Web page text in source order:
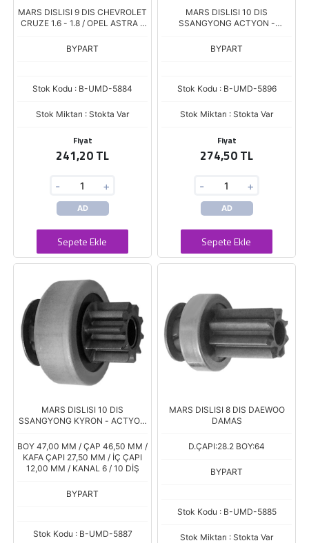
MARS DISLISI 9 DIS CHEVROLET
CRUZE 1.6 - 1.8 / OPEL ASTRA -
BYPART
Stok Kodu : B-UMD-5884
Stok Miktarı : Stokta Var
Fiyat
241,20 TL
- +
AD
Sepete Ekle
MARS DISLISI 10 DIS
SSANGYONG ACTYON -
NITRO 4.0 / JEEP WRANGLER 3.8
BYPART
Stok Kodu : B-UMD-5896
Stok Miktarı : Stokta Var
Fiyat
274,50 TL
- +
AD
Sepete Ekle
MARS DISLISI 10 DIS
SSANGYONG KYRON - ACTYON
2.9 D / MERCEDES 200-300-
E250 2.0 TD - 2.5
BOY 47,00 MM / ÇAP 46,50 MM /
KAFA ÇAPI 27,50 MM / İÇ ÇAPI
12,00 MM / KANAL 6 / 10 DİŞ
BYPART
Stok Kodu : B-UMD-5887
MARS DISLISI 8 DIS DAEWOO
DAMAS
D.ÇAPI:28.2 BOY:64
BYPART
Stok Kodu : B-UMD-5885
Stok Miktarı : Stokta Var